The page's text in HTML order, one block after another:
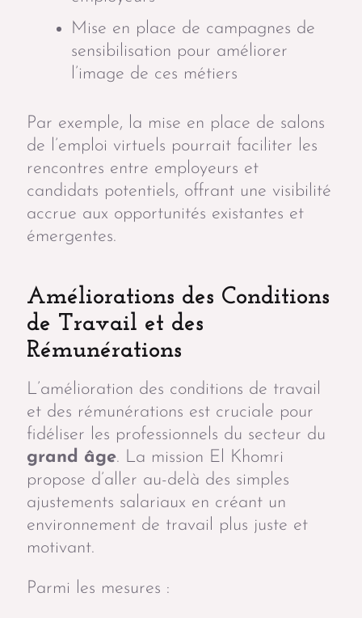
Mise en place de campagnes de
sensibilisation pour améliorer
l’image de ces métiers
Par exemple, la mise en place de salons
de l’emploi virtuels pourrait faciliter les
rencontres entre employeurs et
candidats potentiels, offrant une visibilité
accrue aux opportunités existantes et
émergentes.
Améliorations des Conditions
de Travail et des
Rémunérations
L’amélioration des conditions de travail
et des rémunérations est cruciale pour
fidéliser les professionnels du secteur du
grand âge. La mission El Khomri
propose d’aller au-delà des simples
ajustements salariaux en créant un
environnement de travail plus juste et
motivant.
Parmi les mesures :